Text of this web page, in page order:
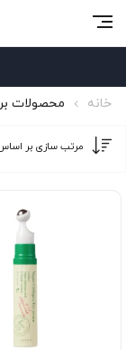
خانه محصولات